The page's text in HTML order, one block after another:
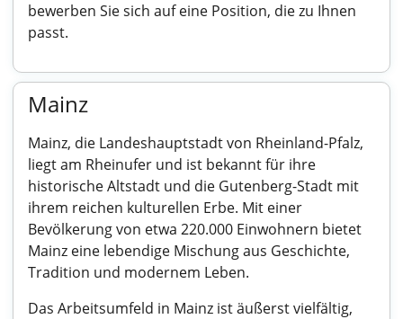
bewerben Sie sich auf eine Position, die zu Ihnen
passt.
Mainz
Mainz, die Landeshauptstadt von Rheinland-Pfalz,
liegt am Rheinufer und ist bekannt für ihre
historische Altstadt und die Gutenberg-Stadt mit
ihrem reichen kulturellen Erbe. Mit einer
Bevölkerung von etwa 220.000 Einwohnern bietet
Mainz eine lebendige Mischung aus Geschichte,
Tradition und modernem Leben.
Das Arbeitsumfeld in Mainz ist äußerst vielfältig,